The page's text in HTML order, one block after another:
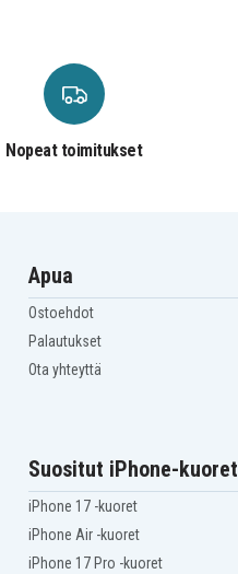
Nopeat toimitukset
Apua
Ostoehdot
Palautukset
Ota yhteyttä
Suositut iPhone-kuoret
iPhone 17 -kuoret
iPhone Air -kuoret
iPhone 17 Pro -kuoret